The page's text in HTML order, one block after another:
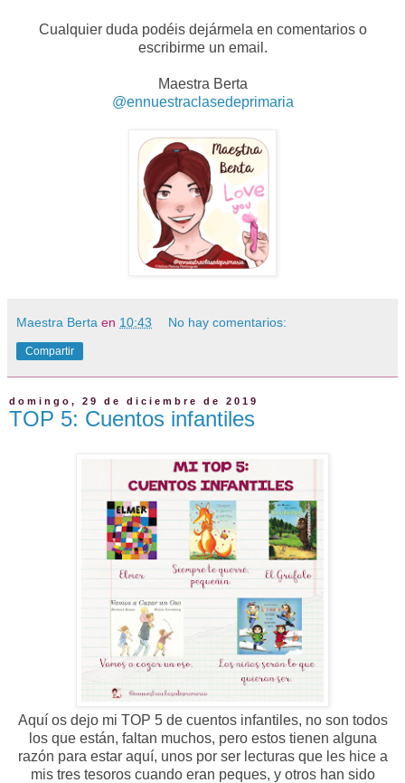
Cualquier duda podéis dejármela en comentarios o
escribirme un email.
Maestra Berta
@ennuestraclasedeprimaria
Maestra Berta en 10:43 No hay comentarios:
Compartir
domingo, 29 de diciembre de 2019
TOP 5: Cuentos infantiles
Aquí os dejo mi TOP 5 de cuentos infantiles, no son todos
los que están, faltan muchos, pero estos tienen alguna
razón para estar aquí, unos por ser lecturas que les hice a
mis tres tesoros cuando eran peques, y otros han sido